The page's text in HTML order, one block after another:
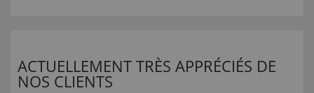
ACTUELLEMENT TRÈS APPRÉCIÉS DE
NOS CLIENTS